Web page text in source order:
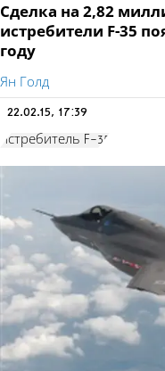
Сделка на 2,82
истребители F-35
году
Ян Голд
22.02.15, 17:39
истребитель F-35